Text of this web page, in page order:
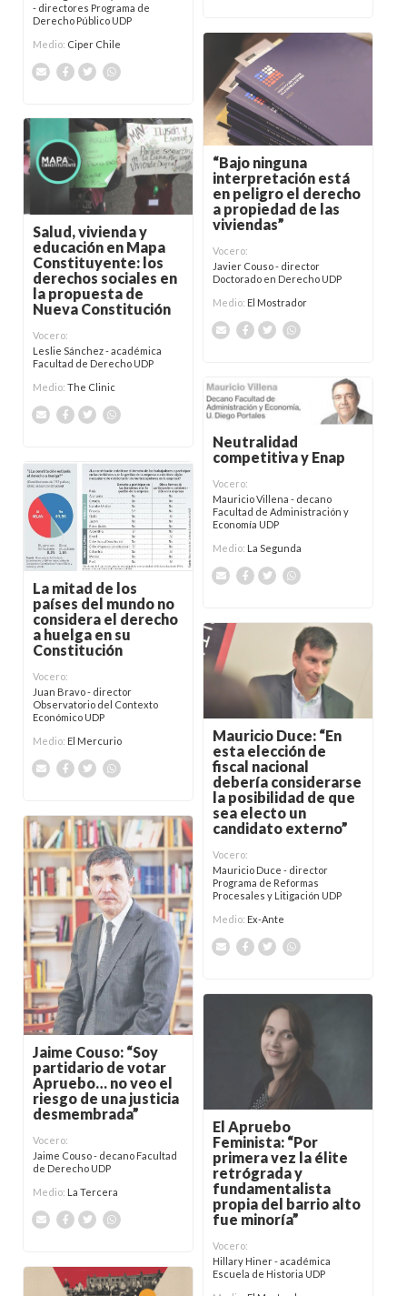
- directores Programa de
Derecho Público UDP
Medio: Ciper Chile
“Bajo ninguna
interpretación está
en peligro el derecho
a propiedad de las
viviendas”
Vocero:
Javier Couso - director
Doctorado en Derecho UDP
Medio: El Mostrador
Salud, vivienda y
educación en Mapa
Constituyente: los
derechos sociales en
la propuesta de
Nueva Constitución
Vocero:
Leslie Sánchez - académica
Facultad de Derecho UDP
Medio: The Clinic
Neutralidad
competitiva y Enap
Vocero:
Mauricio Villena - decano
Facultad de Administración y
Economía UDP
Medio: La Segunda
La mitad de los
países del mundo no
considera el derecho
a huelga en su
Constitución
Vocero:
Juan Bravo - director
Observatorio del Contexto
Económico UDP
Medio: El Mercurio
Mauricio Duce: “En
esta elección de
fiscal nacional
debería considerarse
la posibilidad de que
sea electo un
candidato externo”
Vocero:
Mauricio Duce - director
Programa de Reformas
Procesales y Litigación UDP
Medio: Ex-Ante
Jaime Couso: “Soy
partidario de votar
Apruebo… no veo el
riesgo de una justicia
desmembrada”
Vocero:
Jaime Couso - decano Facultad
de Derecho UDP
Medio: La Tercera
El Apruebo
Feminista: “Por
primera vez la élite
retrógrada y
fundamentalista
propia del barrio alto
fue minoría”
Vocero:
Hillary Hiner - académica
Escuela de Historia UDP